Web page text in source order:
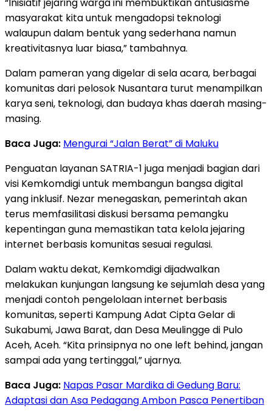
masyarakat kita untuk mengadopsi teknologi
walaupun dalam bentuk yang sederhana namun
kreativitasnya luar biasa,” tambahnya.
Dalam pameran yang digelar di sela acara, berbagai
komunitas dari pelosok Nusantara turut menampilkan
karya seni, teknologi, dan budaya khas daerah masing-
masing.
Baca Juga: Mengurai “Jalan Berat” di Maluku
Penguatan layanan SATRIA-1 juga menjadi bagian dari
visi Kemkomdigi untuk membangun bangsa digital
yang inklusif. Nezar menegaskan, pemerintah akan
terus memfasilitasi diskusi bersama pemangku
kepentingan guna memastikan tata kelola jejaring
internet berbasis komunitas sesuai regulasi.
Dalam waktu dekat, Kemkomdigi dijadwalkan
melakukan kunjungan langsung ke sejumlah desa yang
menjadi contoh pengelolaan internet berbasis
komunitas, seperti Kampung Adat Cipta Gelar di
Sukabumi, Jawa Barat, dan Desa Meulingge di Pulo
Aceh, Aceh. “Kita prinsipnya no one left behind, jangan
sampai ada yang tertinggal,” ujarnya.
Baca Juga: Napas Pasar Mardika di Gedung Baru:
Adaptasi dan Asa Pedagang Ambon Pasca Penertiban